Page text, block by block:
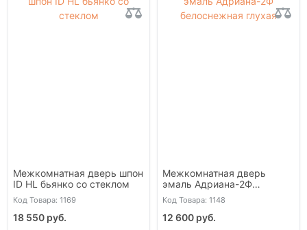
Межкомнатная дверь шпон
ID HL бьянко со стеклом
Код Товара: 1169
18 550 руб.
Межкомнатная дверь
эмаль Адриана-2Ф
белоснежная глухая
Код Товара: 1148
12 600 руб.